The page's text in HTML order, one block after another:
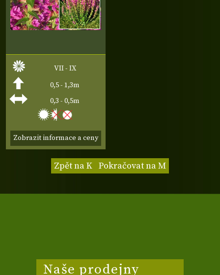
VII - IX
0,5 - 1,3m
0,3 - 0,5m
Zobrazit informace a ceny
Zpět na K Pokračovat na M
Naše prodejny